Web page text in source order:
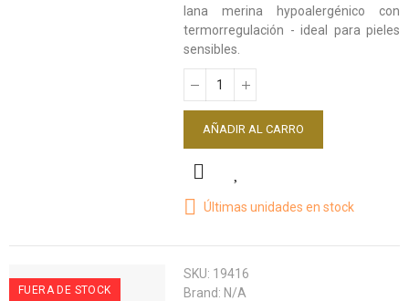
lana merina hypoalergénico con
termorregulación - ideal para pieles
sensibles.
AÑADIR AL CARRO
Últimas unidades en stock
FUERA DE STOCK
SKU: 19416
Brand: N/A